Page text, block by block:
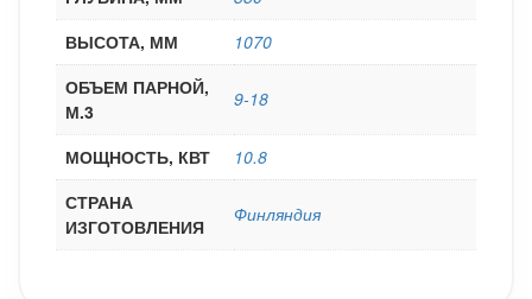
ВЫСОТА, ММ
1070
ОБЪЕМ ПАРНОЙ,
М.3
9-18
МОЩНОСТЬ, КВТ
10.8
СТРАНА
ИЗГОТОВЛЕНИЯ
Финляндия